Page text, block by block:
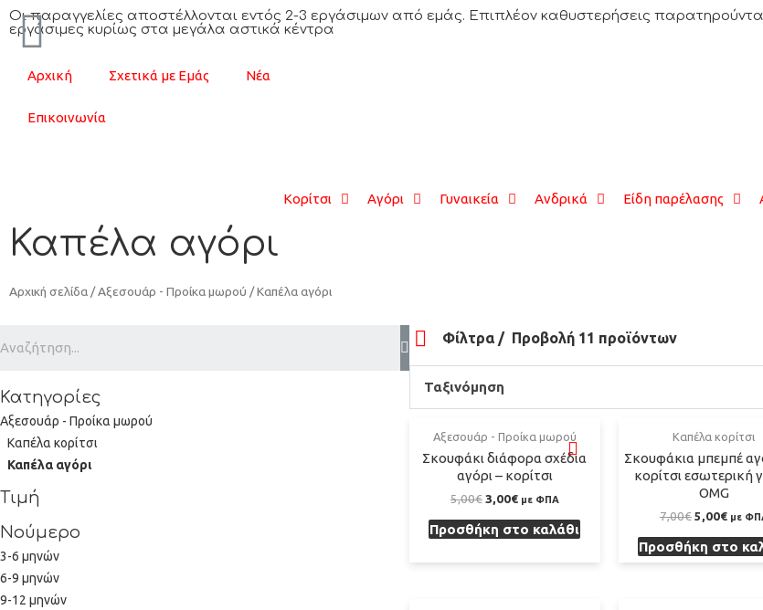
Oι παραγγελίες αποστέλλονται εντός 2-3 εργάσιμων από εμάς. Επιπλέον καθυστερήσεις
εργάσιμες κυρίως στα μεγάλα αστικά κέντρα
Αρχική Σχετικά με Εμάς Νέα
Επικοινωνία
Κορίτσι Αγόρι Γυναικεία Ανδρικά Είδη παρέλασης
Καπέλα αγόρι
Αρχική σελίδα /Αξεσουάρ - Προίκα μωρού / Καπέλα αγόρι
Κατηγορίες
Αξεσουάρ - Προίκα μωρού
Καπέλα κορίτσι
Καπέλα αγόρι
Τιμή
Νούμερο
3-6 μηνών
6-9 μηνών
9-12 μηνών
Φίλτρα Προβολή 11 προϊόντων
Ταξινόμηση
Αξεσουάρ - Προίκα μωρού
Σκουφάκι διάφορα σχέδια
αγόρι – κορίτσι
5,00€3,00€ με ΦΠΑ
Προσθήκη στο καλάθι
Καπέλα κορίτσι
Σκουφάκια μπεμπέ
κορίτσι εσωτερική
ΟMG
7,00€5,00€ με
Προσθήκη στο